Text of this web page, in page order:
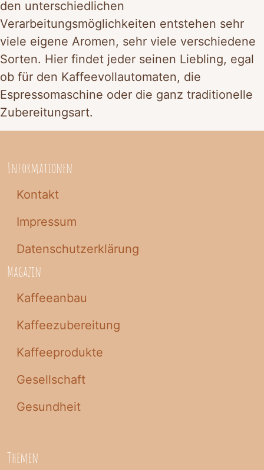
den unterschiedlichen
Verarbeitungsmöglichkeiten entstehen sehr
viele eigene Aromen, sehr viele verschiedene
Sorten. Hier findet jeder seinen Liebling, egal
ob für den Kaffeevollautomaten, die
Espressomaschine oder die ganz traditionelle
Zubereitungsart.
Informationen
Kontakt
Impressum
Datenschutzerklärung
Magazin
Kaffeeanbau
Kaffeezubereitung
Kaffeeprodukte
Gesellschaft
Gesundheit
Themen